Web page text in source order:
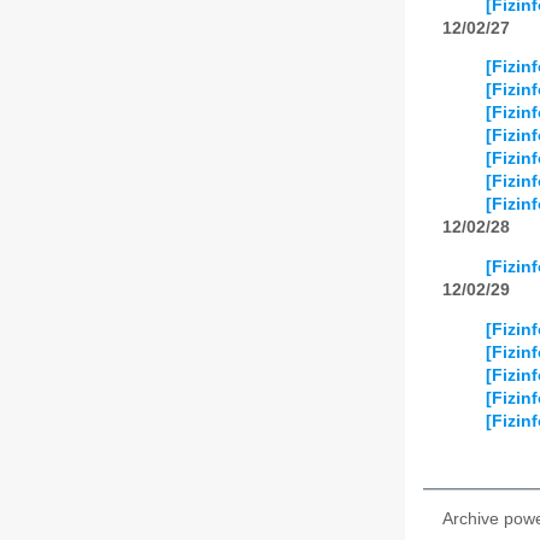
01 02
01 02
01 02
12/02/27
12/02/28
12/02/29
Archive